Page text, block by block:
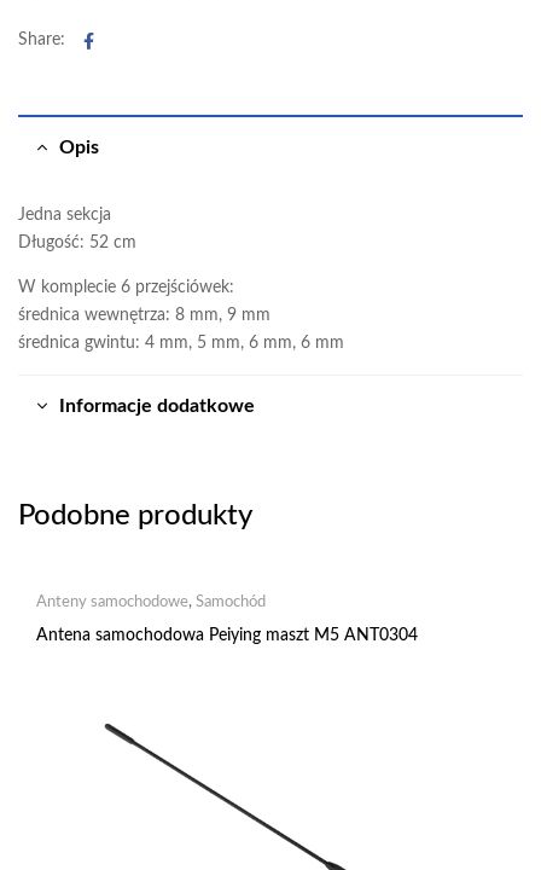
Share: Facebook
Opis
Jedna sekcja
Długość: 52 cm
W komplecie 6 przejściówek:
średnica wewnętrza: 8 mm, 9 mm
średnica gwintu: 4 mm, 5 mm, 6 mm, 6 mm
Informacje dodatkowe
Podobne produkty
Anteny samochodowe, Samochód
Antena samochodowa Peiying maszt M5 ANT0304